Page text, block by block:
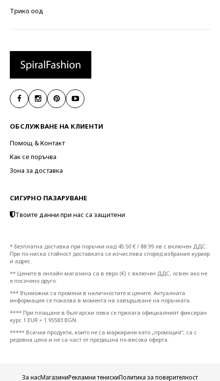
Трико оод
ОБСЛУЖВАНЕ НА КЛИЕНТИ
Помощ & Контакт
Как се поръчва
Зона за доставка
СИГУРНО ПАЗАРУВАНЕ
Твоите данни при нас са защитени
* Безплатна доставка при поръчки над 45.50 € / 88.99 лв с включен ДДС.
При по-ниска стойност доставката се изчислява според избрания куриер
и адрес.
** Цените в онлайн магазина са в евро (€) с включен ДДС, освен ако не
е посочено друго.
*** Възможни са промени в наличностите и цените. Актуалната
информация се показва в момента на завършване на поръчката.
**** При плащане в български лева се прилага официалният фиксиран
курс 1 EUR = 1.95583 BGN.
***** Всички продукти, които не са маркирани като „промоция“, са с
редовна цена и не са част от предишна по-висока оферта.
За насМагазиниРекламни тенискиПолитика за поверителност